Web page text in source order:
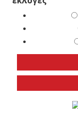
Πότε
εκλογές